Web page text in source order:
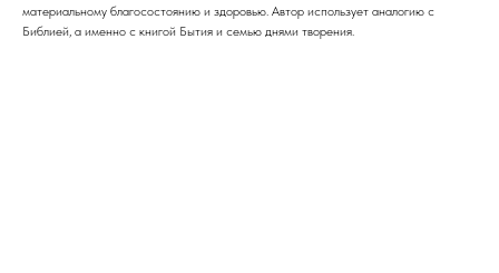
материальному благосостоянию и здоровью. Автор использует аналогию с
Библией, а именно с книгой Бытия и семью днями творения.